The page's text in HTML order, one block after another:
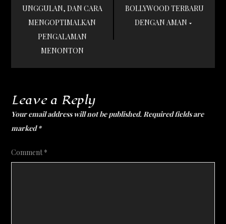
UNGGULAN, DAN CARA
MENGOPTIMALKAN
PENGALAMAN
MENONTON
BOLLYWOOD TERBARU
DENGAN AMAN
Leave a Reply
Your email address will not be published.Required fields are
marked*
Comment*